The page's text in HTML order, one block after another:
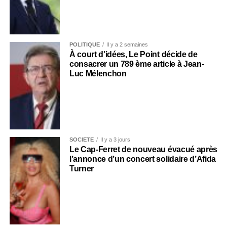
POLITIQUE Il y a 2 semaines
À court d’idées, Le Point décide de
consacrer un 789 ème article à Jean-
Luc Mélenchon
SOCIÉTÉ Il y a 3 jours
Le Cap-Ferret de nouveau évacué après
l’annonce d’un concert solidaire d’Afida
Turner